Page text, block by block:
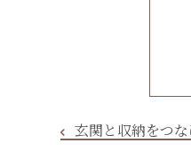
玄関と収納をつな